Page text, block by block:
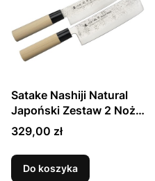
Satake Nashiji Natural
Japoński Zestaw 2 Noży
Santoku 17cm i Nakiri
16cm w Drewnianym Etui
Cena
329,00 zł
Do koszyka